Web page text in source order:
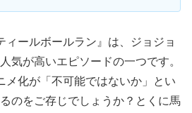
ィールボールラン』は、ジョジョ
気が高いエピソードの一つです。
メ化が「不可能ではないか」とい
のをご存じでしょうか？とくに馬